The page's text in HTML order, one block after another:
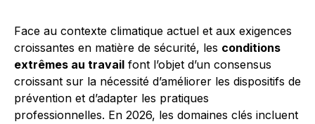
Face au contexte climatique actuel et aux exigences
croissantes en matière de sécurité, les conditions
extrêmes au travail font l’objet d’un consensus
croissant sur la nécessité d’améliorer les dispositifs de
prévention et d’adapter les pratiques
professionnelles. En 2026, les domaines clés incluent